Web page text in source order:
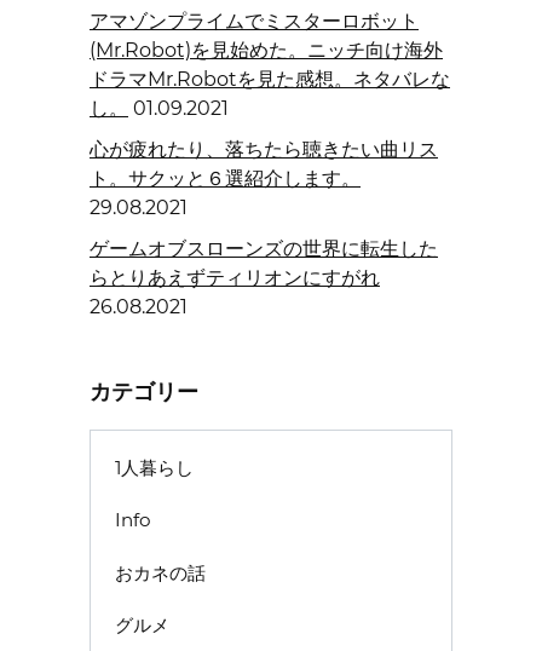
アマゾンプライムでミスターロボット
(Mr.Robot)を見始めた。ニッチ向け海外
ドラマMr.Robotを見た感想。ネタバレな
し。
01.09.2021
心が疲れたり、落ちたら聴きたい曲リス
ト。サクッと６選紹介します。
29.08.2021
ゲームオブスローンズの世界に転生した
らとりあえずティリオンにすがれ
26.08.2021
カテゴリー
1人暮らし
Info
おカネの話
グルメ